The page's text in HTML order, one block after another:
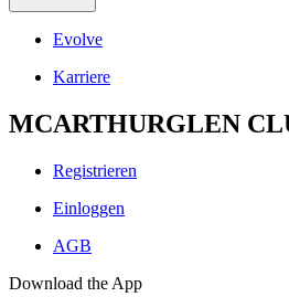
Evolve
Karriere
MCARTHURGLEN
Registrieren
Einloggen
AGB
Download the App